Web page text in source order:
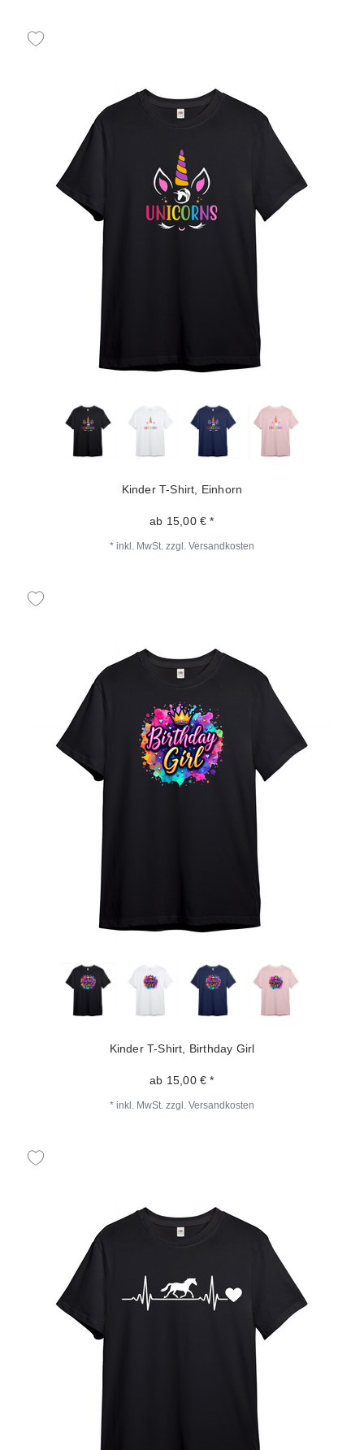
Kinder T-Shirt, Einhorn
ab 15,00 € *
* inkl. MwSt. zzgl. Versandkosten
Kinder T-Shirt, Birthday Girl
ab 15,00 € *
* inkl. MwSt. zzgl. Versandkosten